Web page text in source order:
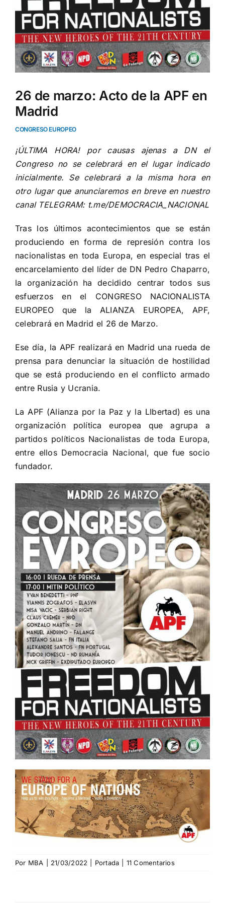
26 de marzo: Acto de la APF en
Madrid
CONGRESO EUROPEO
¡ÚLTIMA HORA! por causas ajenas a DN el
Congreso no se celebrará en el lugar indicado
inicialmente. Se celebrará a la misma hora en
otro lugar que anunciaremos en breve en nuestro
canal TELEGRAM: t.me/DEMOCRACIA_NACIONAL
Tras los últimos acontecimientos que se están
produciendo en forma de represión contra los
nacionalistas en toda Europa, en especial tras el
encarcelamiento del líder de DN Pedro Chaparro,
la organización ha decidido centrar todos sus
esfuerzos en el CONGRESO NACIONALISTA
EUROPEO que la ALIANZA EUROPEA, APF,
celebrará en Madrid el 26 de Marzo.
Ese día, la APF realizará en Madrid una rueda de
prensa para denunciar la situación de hostilidad
que se está produciendo en el conflicto armado
entre Rusia y Ucrania.
La APF (Alianza por la Paz y la LIbertad) es una
organización política europea que agrupa a
partidos políticos Nacionalistas de toda Europa,
entre ellos Democracia Nacional, que fue socio
fundador.
Por MBA 21/03/2022 Portada 11 Comentarios